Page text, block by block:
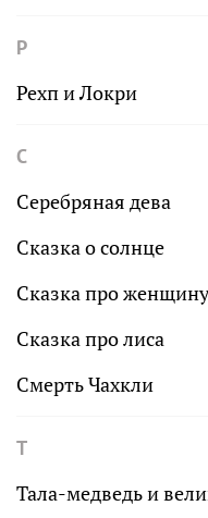
Р
Рехп и Локри
С
Серебряная дева
Сказка о солнце
Сказка про
Сказка про лиса
Смерть Чахкли
Т
Тала-медведь и